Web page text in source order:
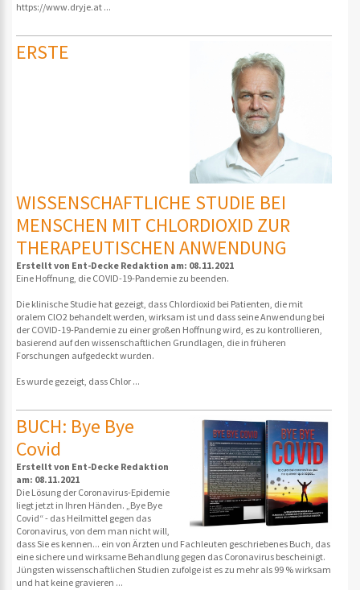
https://www.dryje.at ...
ERSTE
WISSENSCHAFTLICHE STUDIE BEI ​​
MENSCHEN MIT CHLORDIOXID ZUR
THERAPEUTISCHEN ANWENDUNG
Erstellt von Ent-Decke Redaktion am: 08.11.2021
Eine Hoffnung, die COVID-19-Pandemie zu beenden.
Die klinische Studie hat gezeigt, dass Chlordioxid bei Patienten, die mit
oralem ClO2 behandelt werden, wirksam ist und dass seine Anwendung bei
der COVID-19-Pandemie zu einer großen Hoffnung wird, es zu kontrollieren,
basierend auf den wissenschaftlichen Grundlagen, die in früheren
Forschungen aufgedeckt wurden.
Es wurde gezeigt, dass Chlor ...
BUCH: Bye Bye
Covid
Erstellt von Ent-Decke Redaktion
am: 08.11.2021
Die Lösung der Coronavirus-Epidemie
liegt jetzt in Ihren Händen. „Bye Bye
Covid“ - das Heilmittel gegen das
Coronavirus, von dem man nicht will,
dass Sie es kennen... ein von Ärzten und Fachleuten geschriebenes Buch, das
eine sichere und wirksame Behandlung gegen das Coronavirus bescheinigt.
Jüngsten wissenschaftlichen Studien zufolge ist es zu mehr als 99 % wirksam
und hat keine gravieren ...